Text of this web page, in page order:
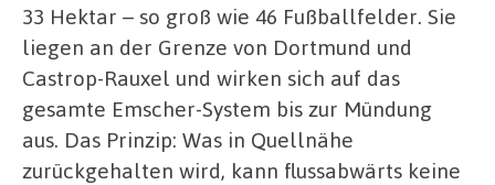
33 Hektar – so groß wie 46 Fußballfelder. Sie
liegen an der Grenze von Dortmund und
Castrop-Rauxel und wirken sich auf das
gesamte Emscher-System bis zur Mündung
aus. Das Prinzip: Was in Quellnähe
zurückgehalten wird, kann flussabwärts keine